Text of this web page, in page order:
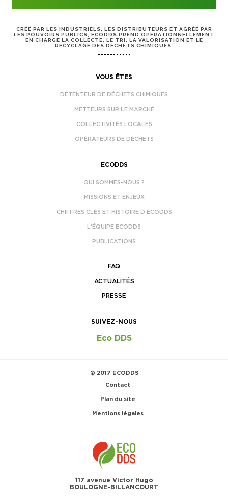
CRÉÉ PAR LES INDUSTRIELS, LES DISTRIBUTEURS ET AGRÉÉ PAR
LES POUVOIRS PUBLICS, ECODDS PREND OPÉRATIONNELLEMENT
EN CHARGE LA COLLECTE, LE TRI, LA VALORISATION ET LE
RECYCLAGE DES DÉCHETS CHIMIQUES.
VOUS ÊTES
DÉTENTEUR DE DÉCHETS CHIMIQUES
METTEURS SUR LE MARCHÉ
COLLECTIVITÉS LOCALES
OPÉRATEURS DE DÉCHETS
ECODDS
QUI SOMMES-NOUS ?
MISSIONS ET ENJEUX
CHIFFRES CLÉS ET HISTOIRE D’ECODDS
L’ÉQUIPE ECODDS
PUBLICATIONS
FAQ
ACTUALITÉS
PRESSE
SUIVEZ-NOUS
Eco DDS
© 2017 ECODDS
Contact
Plan du site
Mentions légales
117 avenue Victor Hugo
BOULOGNE-BILLANCOURT